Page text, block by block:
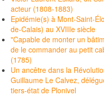
acteur (1808-1883)
Epidémie(s) à Mont-Saint-
de-Calais) au XVIIIe siècle
"Capable de monter un
de le commander au petit
(1785)
Un ancêtre dans la
Guillaume Le Calvez,
tiers-état de Plonivel